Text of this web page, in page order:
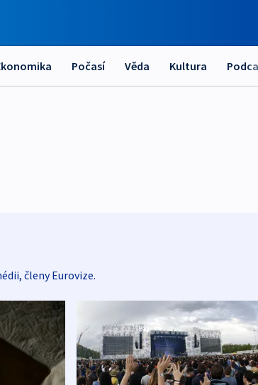
Počasí Věda Kultura
členy Eurovize.